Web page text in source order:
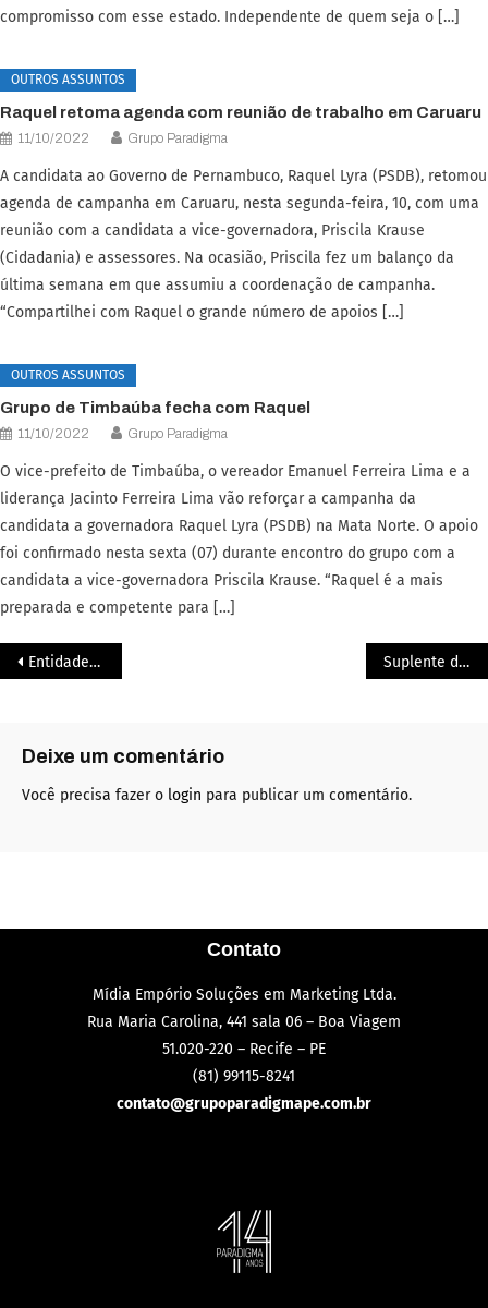
compromisso com esse estado. Independente de quem seja o […]
OUTROS ASSUNTOS
Raquel retoma agenda com reunião de trabalho em Caruaru
11/10/2022 Grupo Paradigma
A candidata ao Governo de Pernambuco, Raquel Lyra (PSDB), retomou
agenda de campanha em Caruaru, nesta segunda-feira, 10, com uma
reunião com a candidata a vice-governadora, Priscila Krause
(Cidadania) e assessores. Na ocasião, Priscila fez um balanço da
última semana em que assumiu a coordenação de campanha.
“Compartilhei com Raquel o grande número de apoios […]
OUTROS ASSUNTOS
Grupo de Timbaúba fecha com Raquel
11/10/2022 Grupo Paradigma
O vice-prefeito de Timbaúba, o vereador Emanuel Ferreira Lima e a
liderança Jacinto Ferreira Lima vão reforçar a campanha da
candidata a governadora Raquel Lyra (PSDB) na Mata Norte. O apoio
foi confirmado nesta sexta (07) durante encontro do grupo com a
candidata a vice-governadora Priscila Krause. “Raquel é a mais
preparada e competente para […]
Entidades que representam a infância e adolescência apoiam Raquel por ela ter as melhores propostas para a área Suplente de vereador do Recife, Boby do Táxi, do Solidariedade, está com Raquel
Deixe um comentário
Você precisa fazer o login para publicar um comentário.
Contato
Mídia Empório Soluções em Marketing Ltda.
Rua Maria Carolina, 441 sala 06 – Boa Viagem
51.020-220 – Recife – PE
(81) 99115-8241
contato@grupoparadigmape.com.br